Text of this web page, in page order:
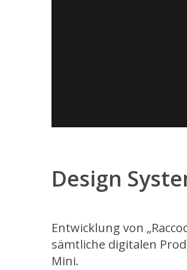
Design
Entwicklung von
sämtliche digitalen
Mini.